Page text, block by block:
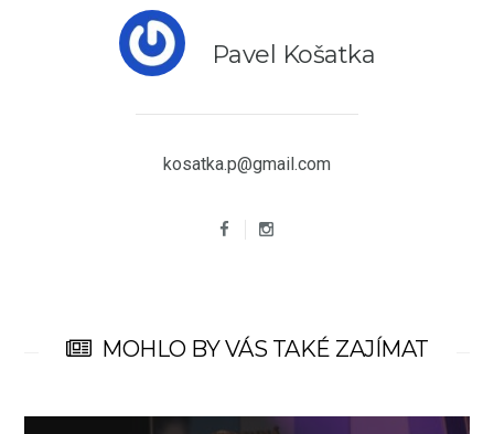
Pavel Košatka
kosatka.p@gmail.com
MOHLO BY VÁS TAKÉ ZAJÍMAT